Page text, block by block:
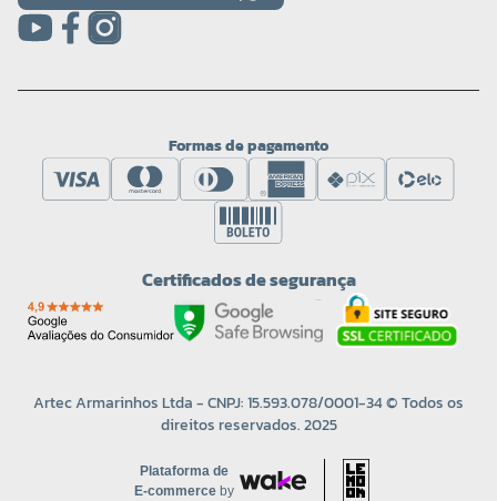
Formas de pagamento
Certificados de segurança
Artec Armarinhos Ltda - CNPJ: 15.593.078/0001-34 © Todos os
direitos reservados. 2025
Plataforma de
E-commerce by